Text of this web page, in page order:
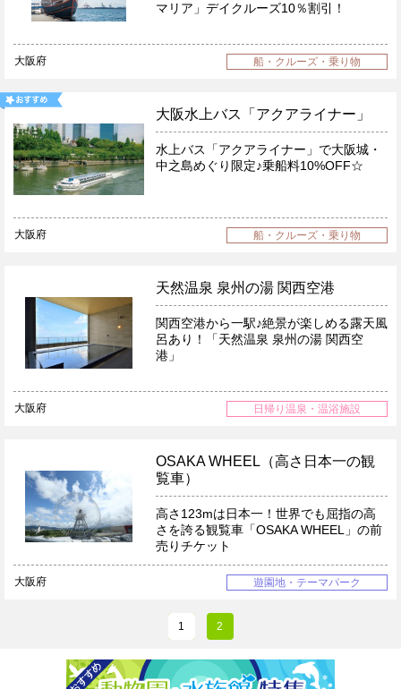
マリア」デイクルーズ10％割引！
大阪府 船・クルーズ・乗り物
大阪水上バス「アクアライナー」
水上バス「アクアライナー」で大阪城・
中之島めぐり限定♪乗船料10%OFF☆
大阪府 船・クルーズ・乗り物
天然温泉 泉州の湯 関西空港
関西空港から一駅♪絶景が楽しめる露天風
呂あり！「天然温泉 泉州の湯 関西空
港」
大阪府 日帰り温泉・温浴施設
OSAKA WHEEL（高さ日本一の観
覧車）
高さ123mは日本一！世界でも屈指の高
さを誇る観覧車「OSAKA WHEEL」の前
売りチケット
大阪府 遊園地・テーマパーク
1 2